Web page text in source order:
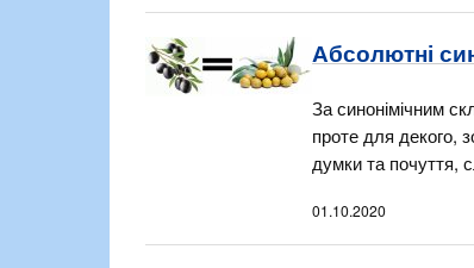
Абсолютні
За синонімічним
проте для декого,
думки та почуття,
01.10.2020